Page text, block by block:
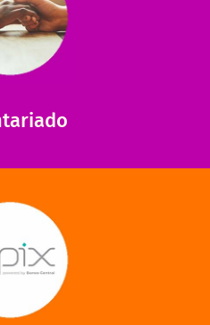
Entre em contato conosco e
nos ajudar.
mais
muito importantes para
em funcionamento!
mais